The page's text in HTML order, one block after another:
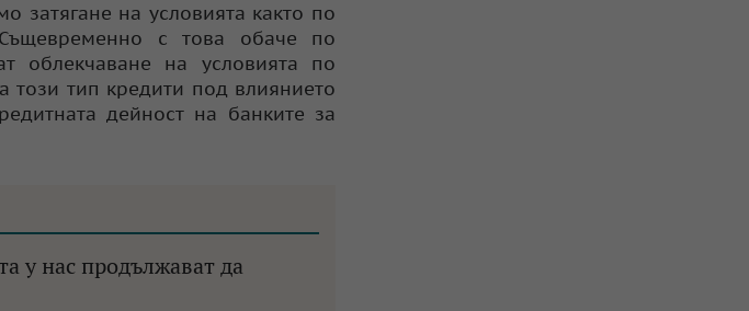
затягане на условията както по
с това обаче по
облекчаване на условията по
този тип кредити под влиянието
дейност на банките за
у нас продължават да